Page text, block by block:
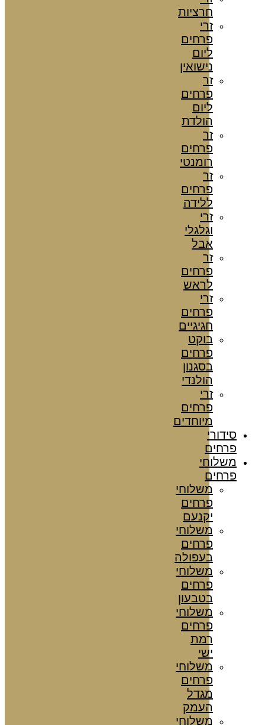
חרציות
זרי
פרחים
ליום
נישואין
זר
פרחים
ליום
הולדת
זר
פרחים
רומנטי
זר
פרחים
ללידה
זרי
וגלגלי
אבל
זר
פרחים
לראש
זרי
פרחים
חגיגיים
בוקט
פרחים
בסגנון
הולנדי
זרי
פרחים
מיוחדים
סידורי
פרחים
משלוחי
פרחים
משלוחי
פרחים
יקנעם
משלוחי
פרחים
בעפולה
משלוחי
פרחים
בטבעון
משלוחי
פרחים
רמת
ישי
משלוחי
פרחים
מגדל
העמק
משלוחי